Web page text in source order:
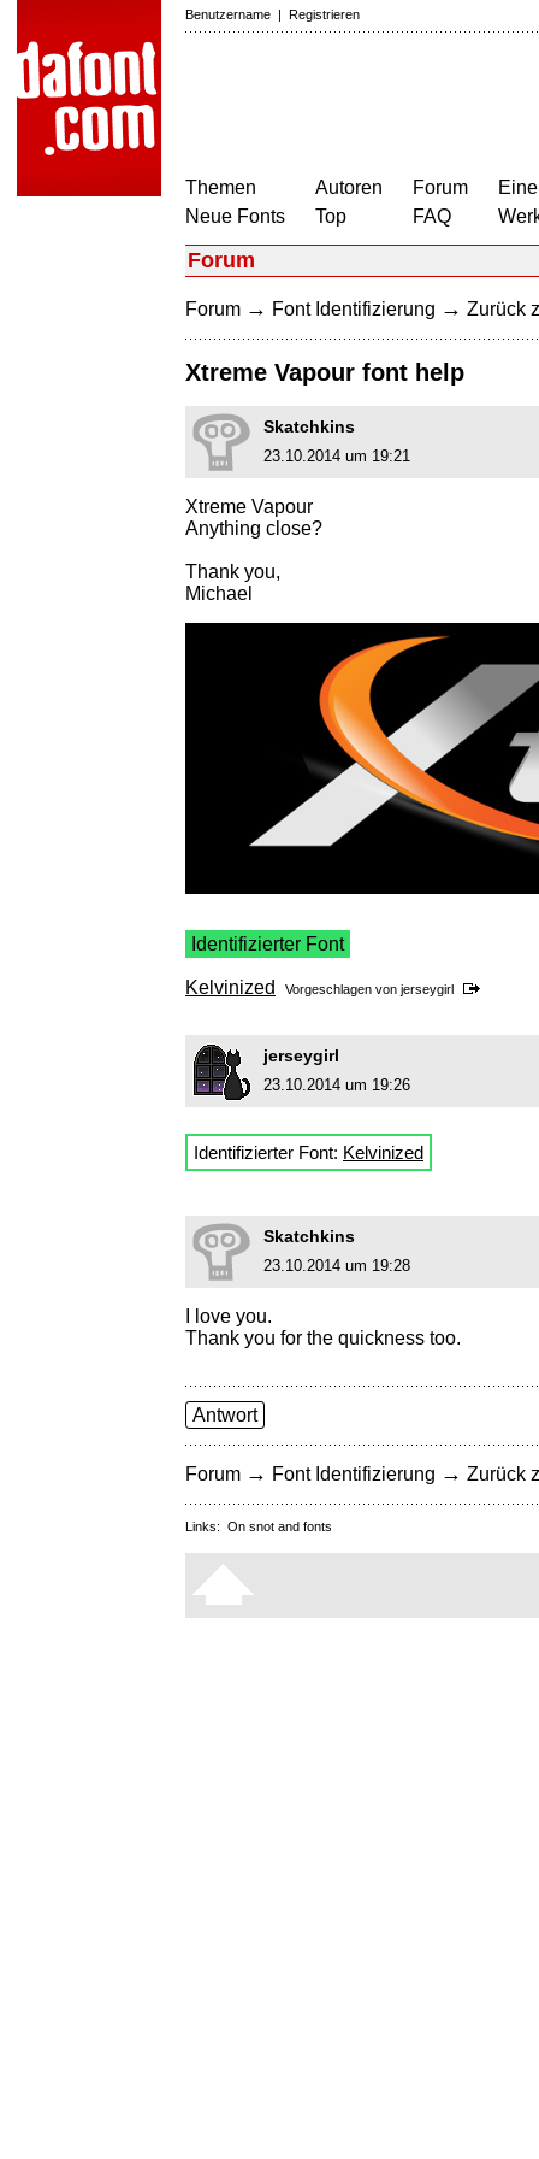
Benutzername | Registrieren
Themen
Neue Fonts
Autoren
Top
Forum
FAQ
Forum
Forum → Font Identifizierung → Zurück
Xtreme Vapour font help
Skatchkins
23.10.2014 um 19:21
Xtreme Vapour
Anything close?
Thank you,
Michael
Identifizierter Font
Kelvinized Vorgeschlagen von jerseygirl
jerseygirl
23.10.2014 um 19:26
Identifizierter Font: Kelvinized
Skatchkins
23.10.2014 um 19:28
I love you.
Thank you for the quickness too.
Antwort
Forum → Font Identifizierung → Zurück
Links: On snot and fonts